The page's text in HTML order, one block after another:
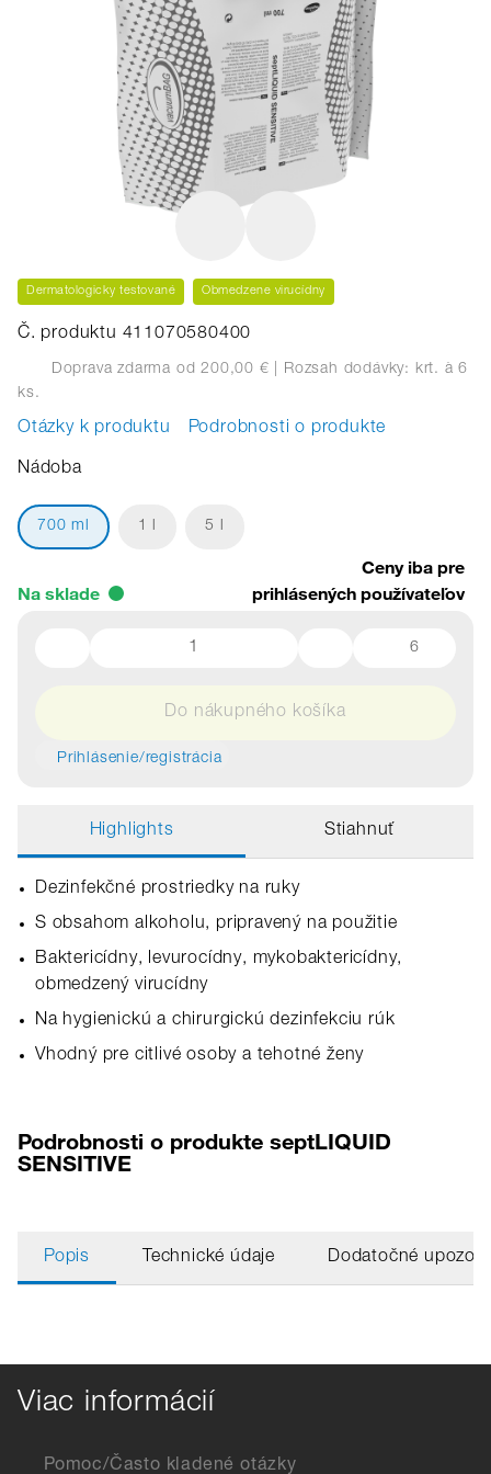
Dermatologicky testované Obmedzene virucídny
Č. produktu 411070580400
Doprava zdarma od 200,00 € | Rozsah dodávky: krt. à 6
ks.
Otázky k produktu Podrobnosti o produkte
Nádoba
700 ml 1 l 5 l
Na sklade
Ceny iba pre
prihlásených používateľov
6
Do nákupného košíka
Prihlásenie/registrácia
Highlights Stiahnuť
Dezinfekčné prostriedky na ruky
S obsahom alkoholu, pripravený na použitie
Baktericídny, levurocídny, mykobaktericídny,
obmedzený virucídny
Na hygienickú a chirurgickú dezinfekciu rúk
Vhodný pre citlivé osoby a tehotné ženy
Podrobnosti o produkte septLIQUID
SENSITIVE
Popis Technické údaje Dodatočné
Viac informácií
Pomoc/Často kladené otázky